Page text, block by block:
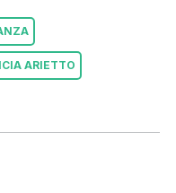
ARIETTO